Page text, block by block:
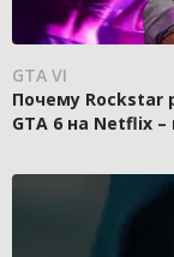
GTA VI
Почему Rockstar
GTA 6 на Netflix